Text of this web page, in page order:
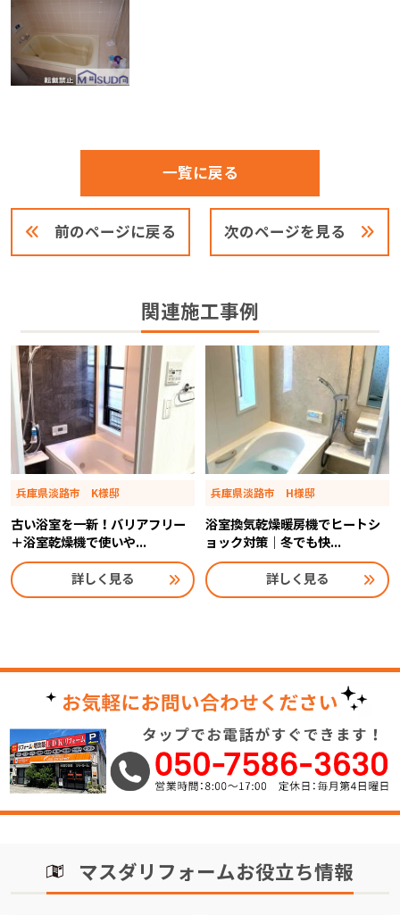
前のページに戻る
一覧に戻る
次のページを見る
関連施工事例
兵庫県淡路市 K様邸
古い浴室を一新！バリアフリー
＋浴室乾燥機で使いや...
詳しく見る
兵庫県淡路市 H様邸
浴室換気乾燥暖房機でヒートシ
ョック対策｜冬でも快...
詳しく見る
マスダリフォームお役立ち情報